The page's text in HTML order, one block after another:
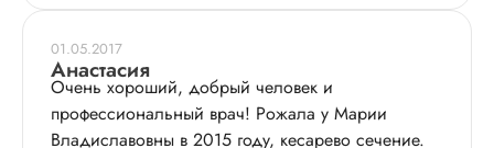
успокаивал все наши с мужем тревоги.Спасибо
большое,за детками теперь только к вам!
01.05.2017
Анастасия
Очень хороший, добрый человек и
профессиональный врач! Рожала у Марии
Владиславовны в 2015 году, кесарево сечение.